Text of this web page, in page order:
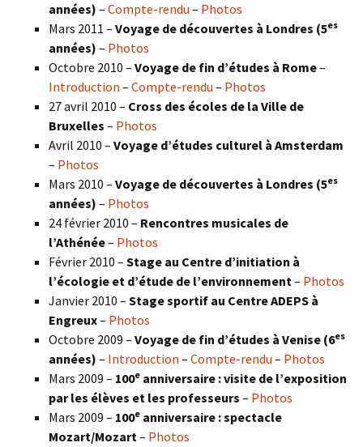
années) – Compte-rendu – Photos
Mars 2011 – Voyage de découvertes à Londres (5es
années) – Photos
Octobre 2010 – Voyage de fin d’études à Rome–
Introduction – Compte-rendu – Photos
27 avril 2010 – Cross des écoles de la Ville de
Bruxelles – Photos
Avril 2010 – Voyage d’études culturel à Amsterdam
– Photos
Mars 2010 – Voyage de découvertes à Londres (5es
années) – Photos
24 février 2010 – Rencontres musicales de
l’Athénée– Photos
Février 2010 – Stage au Centre d’initiation à
l’écologie et d’étude de l’environnement– Photos
Janvier 2010 – Stage sportif au Centre ADEPS à
Engreux– Photos
Octobre 2009 – Voyage de fin d’études à Venise (6es
années) – Introduction – Compte-rendu – Photos
Mars 2009 – 100e anniversaire : visite de l’exposition
par les élèves et les professeurs – Photos
Mars 2009 – 100e anniversaire : spectacle
Mozart/Mozart– Photos